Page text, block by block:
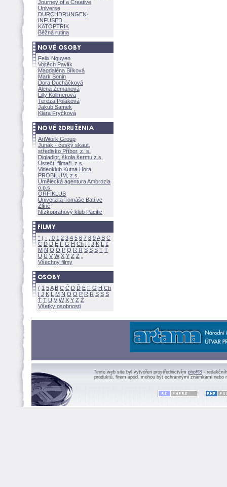
Journey of a Creative
Universe
DURCHDRUNGEN·
INFUSED
KATOPTRIK
Běžná rutina
Felix Nguyen
Vojtěch Pavlík
Magdaléna Bílkov
Mark Sonin
Dora Ducháčkov
Alena Zemanov
Lilly Kollmerov
Tereza Polákov
Jakub Samek
Klára Fryčkov
ArtWork Group
Junák - český skaut,
středisko Příbor, z. s.
Digladior, škola šermu z.s.
Ústečtí filmaři, z.s.
Videoklub Kutná Hora
PROBILUM, z.s.
Umělecká agentura Ambrozia
o.p.s.
ORFIKLUB
Univerzita Tomáše Bati ve
Zlíně
Nízkoprahový klub Pacific
" ( - 0 1 2 3 4 5 6 7 8 9A B C
Č D Ď E F G H Ch I Í J K L
Ľ
M N O Ó P Q R Ř S Ś T Ť
U Ú V W X Y Z
Všechny filmy
( 1 5A B C Č D Ď E F G H Ch
I J K L M N Ó O P R Ř S Ś
Ť T U V W X Y Z
Všetky osobnosti
Tento web site byl vytvořen prostřednictvím phpRS -
produktů, firem apod. mohou být ochrannými známkami